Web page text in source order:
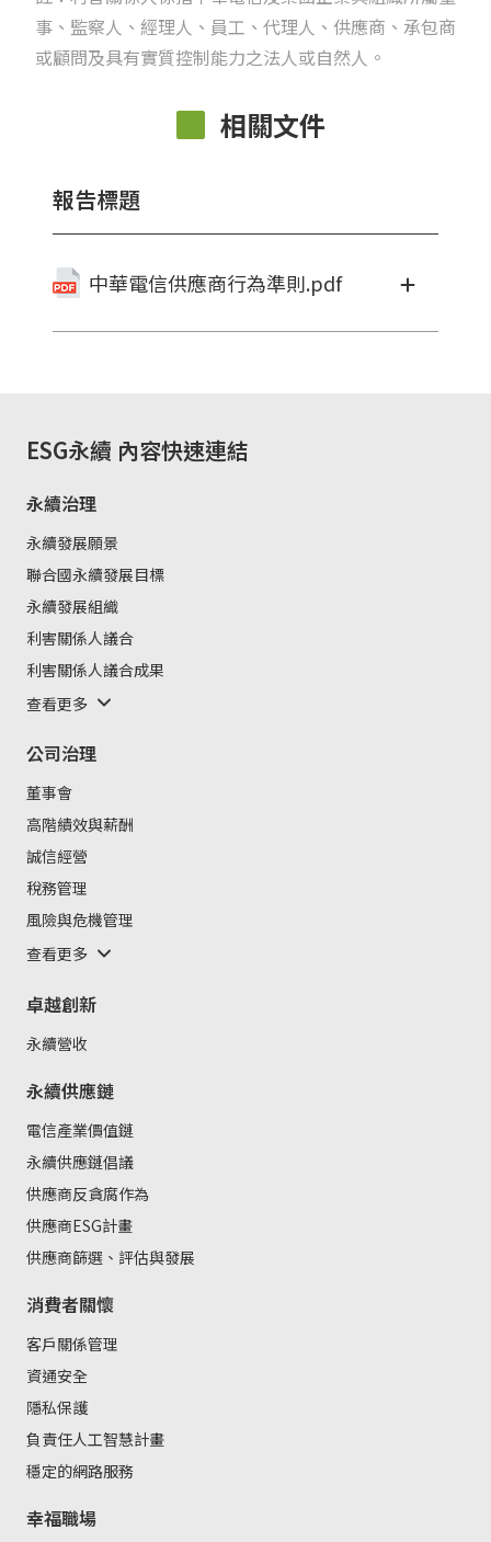
事、監察人、經理人、員工、代理人、供應商、承包商
或顧問及具有實質控制能力之法人或自然人。
相關文件
報告標題
中華電信供應商行為準則.pdf
ESG永續 內容快速連結
永續治理
永續發展願景
聯合國永續發展目標
永續發展組織
利害關係人議合
利害關係人議合成果
查看更多
公司治理
董事會
高階績效與薪酬
誠信經營
稅務管理
風險與危機管理
查看更多
卓越創新
永續營收
永續供應鏈
電信產業價值鏈
永續供應鏈倡議
供應商反貪腐作為
供應商ESG計畫
供應商篩選、評估與發展
消費者關懷
客戶關係管理
資通安全
隱私保護
負責任人工智慧計畫
穩定的網路服務
幸福職場